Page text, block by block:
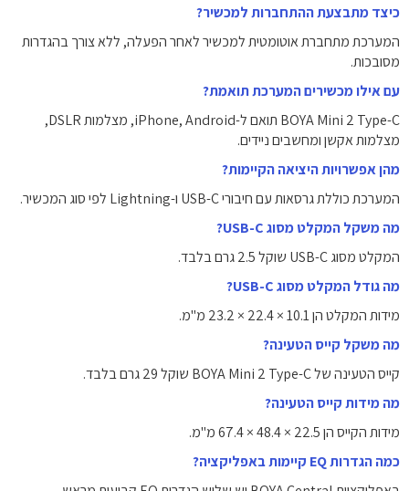
כיצד מתבצעת ההתחברות למכשיר?
המערכת מתחברת אוטומטית למכשיר לאחר הפעלה, ללא צורך בהגדרות
מסובכות.
עם אילו מכשירים המערכת תואמת?
BOYA Mini 2 Type-C תואם ל-iPhone, Android, מצלמות DSLR,
מצלמות אקשן ומחשבים ניידים.
מהן אפשרויות היציאה הקיימות?
המערכת כוללת גרסאות עם חיבורי USB-C ו-Lightning לפי סוג המכשיר.
מה משקל המקלט מסוג USB-C?
המקלט מסוג USB-C שוקל ‎2.5 גרם בלבד.
מה גודל המקלט מסוג USB-C?
מידות המקלט הן ‎23.2 × 22.4 × 10.1 מ"מ‎.
מה משקל קייס הטעינה?
קייס הטעינה של BOYA Mini 2 Type-C שוקל ‎29 גרם‎ בלבד.
מה מידות קייס הטעינה?
מידות הקייס הן ‎67.4 × 48.4 × 22.5 מ"מ‎.
כמה הגדרות EQ קיימות באפליקציה?